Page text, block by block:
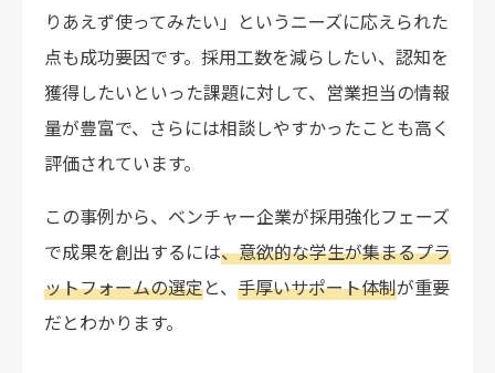
りあえず使ってみたい」というニーズに応えられた
点も成功要因です。採用工数を減らしたい、認知を
獲得したいといった課題に対して、営業担当の情報
量が豊富で、さらには相談しやすかったことも高く
評価されています。
この事例から、ベンチャー企業が採用強化フェーズ
で成果を創出するには、意欲的な学生が集まるプラ
ットフォームの選定と、 手厚いサポート体制が重要
だとわかります。